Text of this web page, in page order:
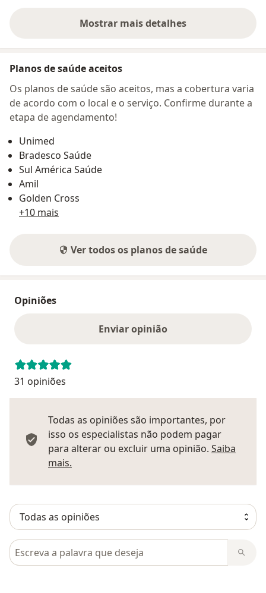
Mostrar mais detalhes
sobre o endereço
Planos de saúde aceitos
Os planos de saúde são aceitos, mas a cobertura varia
de acordo com o local e o serviço. Confirme durante a
etapa de agendamento!
Unimed
Bradesco Saúde
Sul América Saúde
Amil
Golden Cross
+10 mais
Ver todos os planos de saúde
Opiniões
Enviar opinião
31 opiniões
Todas as opiniões são importantes, por
isso os especialistas não podem pagar
para alterar ou excluir uma opinião. Saiba
mais.
Pesquisar em opiniões